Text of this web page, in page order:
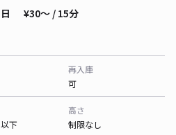
¥30〜 / 15分
再入庫
可
下
高さ
制限なし